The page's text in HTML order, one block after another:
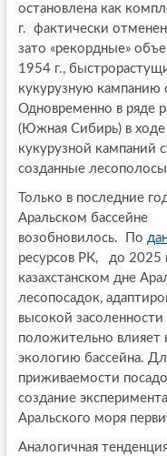
остановлена как
г. фактически
зато «рекордные»
1954 г.,
кукурузную кампанию
Одновременно в ряде
(Южная Сибирь) в
кукурузной кампаний
созданные
Только в последние
Аральском бассейне
возобновилось. По
ресурсов РК, до 2025
казахстанском дне
лесопосадок,
высокой
положительно влияет
экологию бассейна.
приживаемости
создание
Аральского моря
Аналогичная